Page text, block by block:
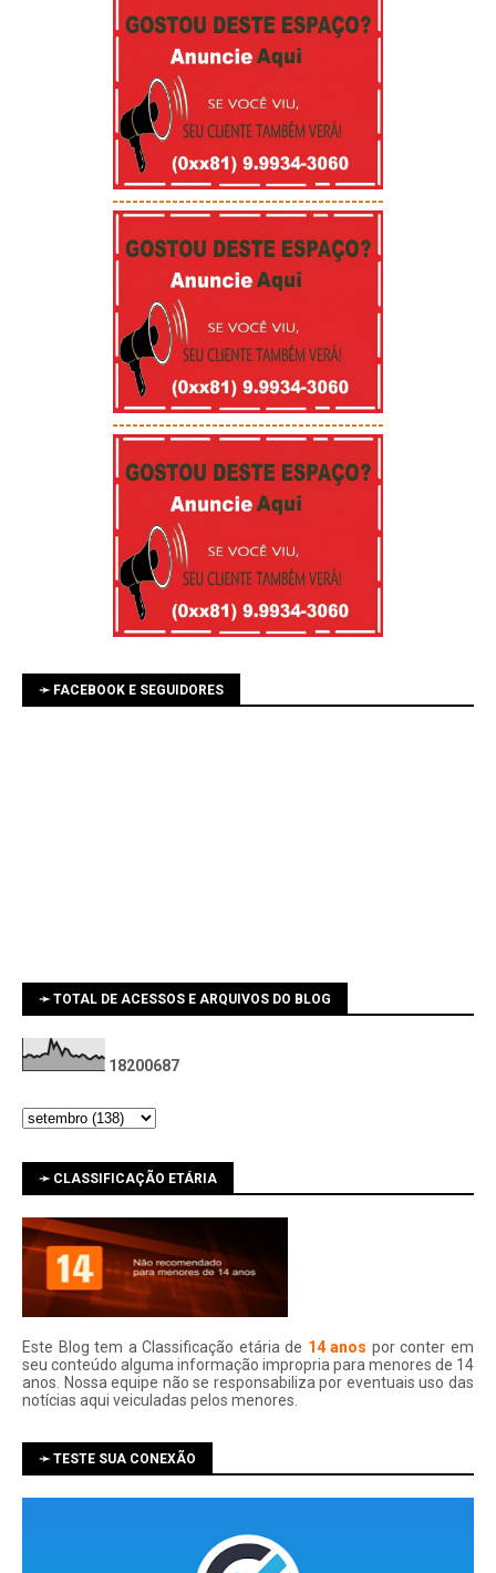
-----------------------------------------
-----------------------------------------
➛ FACEBOOK E SEGUIDORES
➛ TOTAL DE ACESSOS E ARQUIVOS DO BLOG
18200687
➛ CLASSIFICAÇÃO ETÁRIA
Este Blog tem a Classificação etária de 14 anos por conter em
seu conteúdo alguma informação impropria para menores de 14
anos. Nossa equipe não se responsabiliza por eventuais uso das
notí­cias aqui veiculadas pelos menores.
➛ TESTE SUA CONEXÃO